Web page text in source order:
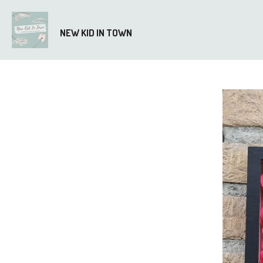
Ga
direct
naar
de
hoofdinhoud
NEW KID IN TOWN